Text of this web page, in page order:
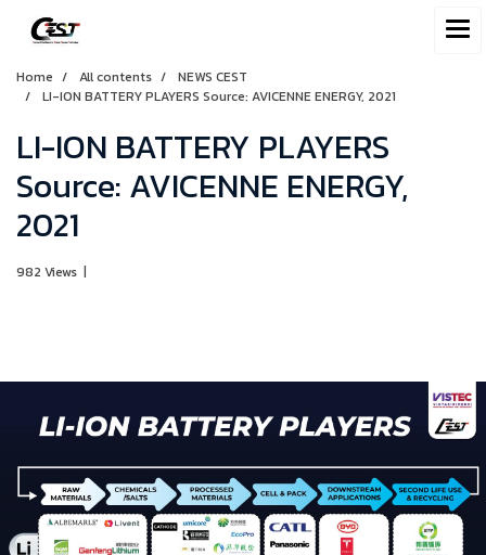
Home All contents
NEWS CEST
LI-ION BATTERY PLAYERS Source: AVICENNE ENERGY, 2021
LI-ION BATTERY PLAYERS
Source: AVICENNE ENERGY,
2021
982 Views |